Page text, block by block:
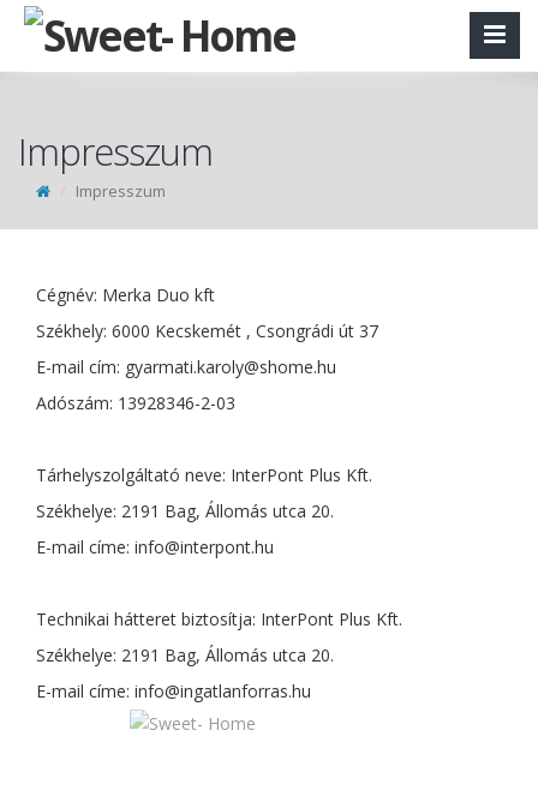
Impresszum
Impresszum
Cégnév: Merka Duo kft
Székhely: 6000 Kecskemét , Csongrádi út 37
E-mail cím: gyarmati.karoly@shome.hu
Adószám: 13928346-2-03
Tárhelyszolgáltató neve: InterPont Plus Kft.
Székhelye: 2191 Bag, Állomás utca 20.
E-mail címe: info@interpont.hu
Technikai hátteret biztosítja: InterPont Plus Kft.
Székhelye: 2191 Bag, Állomás utca 20.
E-mail címe: info@ingatlanforras.hu